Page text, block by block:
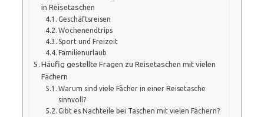
in Reisetaschen
Geschäftsreisen
Wochenendtrips
Sport und Freizeit
Familienurlaub
Häufig gestellte Fragen zu Reisetaschen mit vielen
Fächern
Warum sind viele Fächer in einer Reisetasche
sinnvoll?
Gibt es Nachteile bei Taschen mit vielen Fächern?